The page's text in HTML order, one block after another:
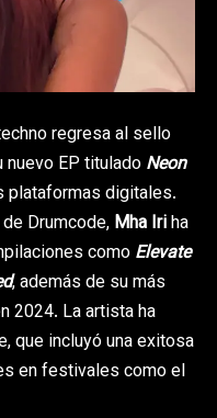
regresa al sello
EP titulado Neon
plataformas digitales.
Drumcode,Mha Iriha
como Elevate
, además de su más
2024. La artista ha
que incluyó una exitosa
en festivales como el